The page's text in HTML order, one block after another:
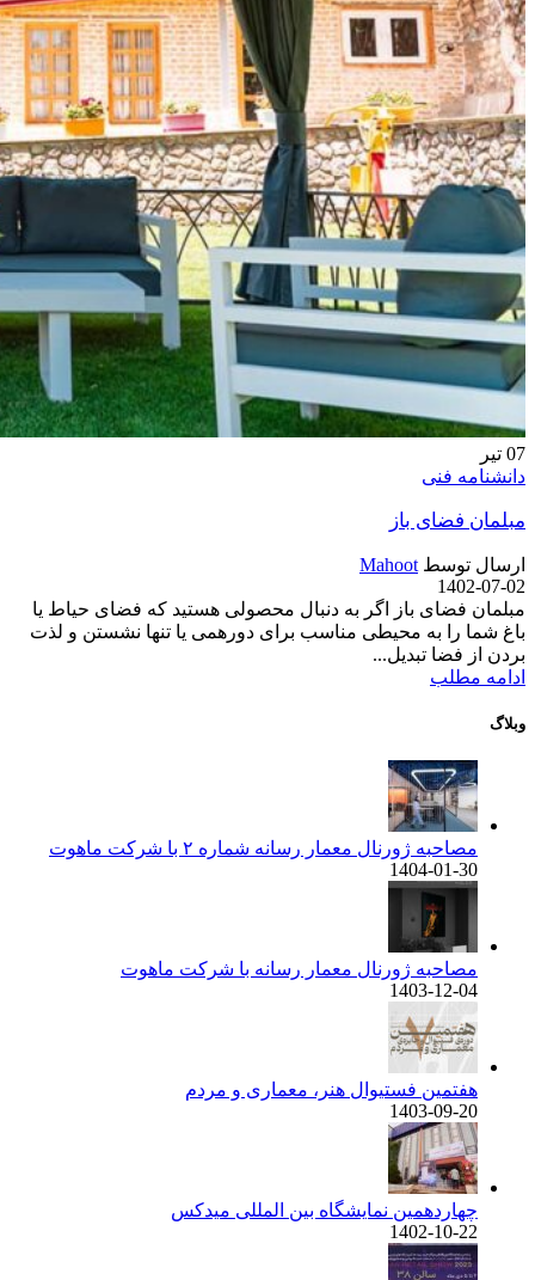
07 تیر
دانشنامه فنی
مبلمان فضای باز
ارسال توسط Mahoot
1402-07-02
مبلمان فضای باز اگر به ‌دنبال محصولی هستید که فضای حیاط یا
باغ شما را به محیطی مناسب برای دورهمی یا تنها نشستن و لذت
بردن از فضا تبدیل...
ادامه مطلب
وبلاگ
مصاحبه ژورنال معمار رسانه شماره ۲ با شرکت ماهوت
1404-01-30
مصاحبه ژورنال معمار رسانه با شرکت ماهوت
1403-12-04
هفتمین فستیوال هنر، معماری و مردم
1403-09-20
چهاردهمین نمایشگاه بین المللی میدکس
1402-10-22